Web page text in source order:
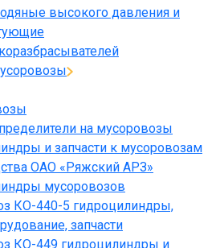
высокого давления и
на мусоровозы
и запчасти к мусоровозам
ОАО «Ряжский АРЗ»
мусоровозов
КО-440-5 гидроцилиндры,
запчасти
КО-449 гидроцилиндры и